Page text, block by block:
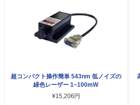
超コンパクト操作簡単 543nm 低ノイズの
緑色レーザー 1~100mW
¥15,206円